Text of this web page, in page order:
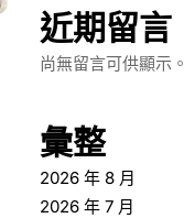
近期留言
尚無留言可供顯示。
彙整
2026 年 8 月
2026 年 7 月